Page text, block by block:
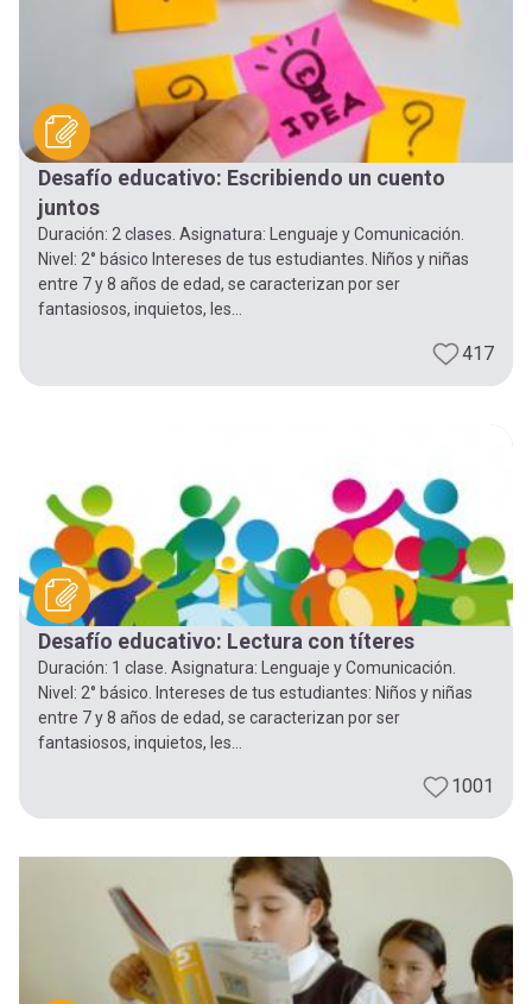
Desafío educativo: Escribiendo un cuento
juntos
Duración: 2 clases. Asignatura: Lenguaje y Comunicación.
Nivel: 2° básico Intereses de tus estudiantes. Niños y niñas
entre 7 y 8 años de edad, se caracterizan por ser
fantasiosos, inquietos, les...
417
Desafío educativo: Lectura con títeres
Duración: 1 clase. Asignatura: Lenguaje y Comunicación.
Nivel: 2° básico. Intereses de tus estudiantes: Niños y niñas
entre 7 y 8 años de edad, se caracterizan por ser
fantasiosos, inquietos, les...
1001